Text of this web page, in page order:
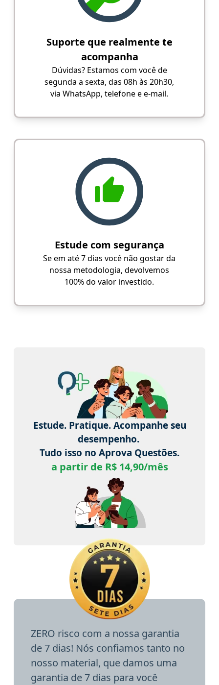
Suporte que realmente te
acompanha
Dúvidas? Estamos com você de
segunda a sexta, das 08h às 20h30,
via WhatsApp, telefone e e-mail.
Estude com segurança
Se em até 7 dias você não gostar da
nossa metodologia, devolvemos
100% do valor investido.
Estude. Pratique. Acompanhe seu
desempenho.
Tudo isso no Aprova Questões.
a partir de R$ 14,90/mês
ZERO risco com a nossa garantia
de 7 dias! Nós confiamos tanto no
nosso material, que damos uma
garantia de 7 dias para você